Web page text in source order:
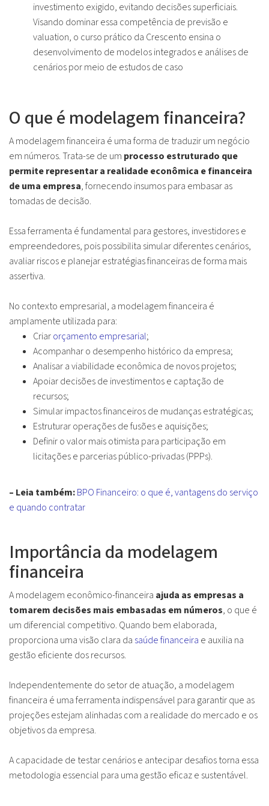
investimento exigido, evitando decisões superficiais.
Visando dominar essa competência de previsão e
valuation, o curso prático da Crescento ensina o
desenvolvimento de modelos integrados e análises de
cenários por meio de estudos de caso
O que é modelagem financeira?
A modelagem financeira é uma forma de traduzir um negócio
em números. Trata-se de um processo estruturado que
permite representar a realidade econômica e financeira
de uma empresa, fornecendo insumos para embasar as
tomadas de decisão.
Essa ferramenta é fundamental para gestores, investidores e
empreendedores, pois possibilita simular diferentes cenários,
avaliar riscos e planejar estratégias financeiras de forma mais
assertiva.
No contexto empresarial, a modelagem financeira é
amplamente utilizada para:
Criarorçamento empresarial;
Acompanhar o desempenho histórico da empresa;
Analisar a viabilidade econômica de novos projetos;
Apoiar decisões de investimentos e captação de
recursos;
Simular impactos financeiros de mudanças estratégicas;
Estruturar operações de fusões e aquisições;
Definir o valor mais otimista para participação em
licitações e parcerias público-privadas (PPPs).
– Leia também:BPO Financeiro: o que é, vantagens do serviço
e quando contratar
Importância da modelagem
financeira
A modelagem econômico-financeira ajuda as empresas a
tomarem decisões mais embasadas em números, o que é
um diferencial competitivo. Quando bem elaborada,
proporciona uma visão clara da saúde financeira e auxilia na
gestão eficiente dos recursos.
Independentemente do setor de atuação, a modelagem
financeira é uma ferramenta indispensável para garantir que as
projeções estejam alinhadas com a realidade do mercado e os
objetivos da empresa.
A capacidade de testar cenários e antecipar desafios torna essa
metodologia essencial para uma gestão eficaz e sustentável.